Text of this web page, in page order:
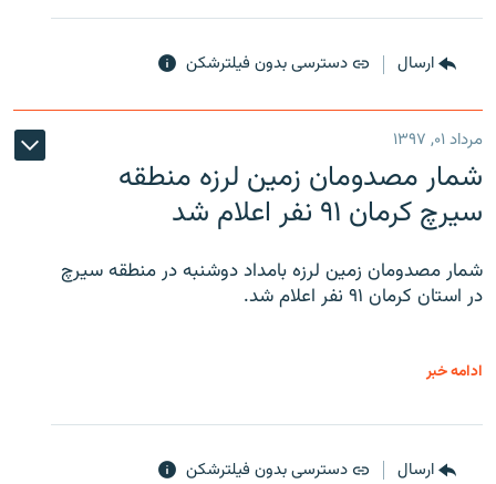
ارسال دسترسی بدون فیلترشکن
مرداد ۰۱, ۱۳۹۷
شمار مصدومان زمین لرزه منطقه
سیرچ کرمان ۹۱ نفر اعلام شد
شمار مصدومان زمین لرزه بامداد دوشنبه در منطقه سیرچ
در استان کرمان ۹۱ نفر اعلام شد.
ادامه خبر
ارسال دسترسی بدون فیلترشکن